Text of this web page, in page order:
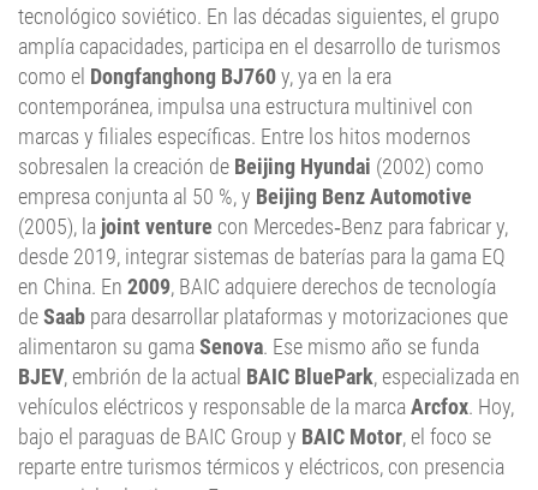
tecnológico soviético. En las décadas siguientes, el grupo
amplía capacidades, participa en el desarrollo de turismos
como el Dongfanghong BJ760y, ya en la era
contemporánea, impulsa una estructura multinivel con
marcas y filiales específicas. Entre los hitos modernos
sobresalen la creación de Beijing Hyundai (2002) como
empresa conjunta al 50 %, y Beijing Benz Automotive
(2005), la joint venture con Mercedes‑Benz para fabricar y,
desde 2019, integrar sistemas de baterías para la gama EQ
en China. En 2009, BAIC adquiere derechos de tecnología
deSaab para desarrollar plataformas y motorizaciones que
alimentaron su gama Senova. Ese mismo año se funda
BJEV, embrión de la actual BAIC BluePark, especializada en
vehículos eléctricos y responsable de la marca Arcfox. Hoy,
bajo el paraguas de BAIC Group y BAIC Motor, el foco se
reparte entre turismos térmicos y eléctricos, con presencia